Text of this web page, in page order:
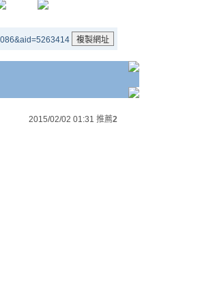
2015/02/02 01:31 推薦2